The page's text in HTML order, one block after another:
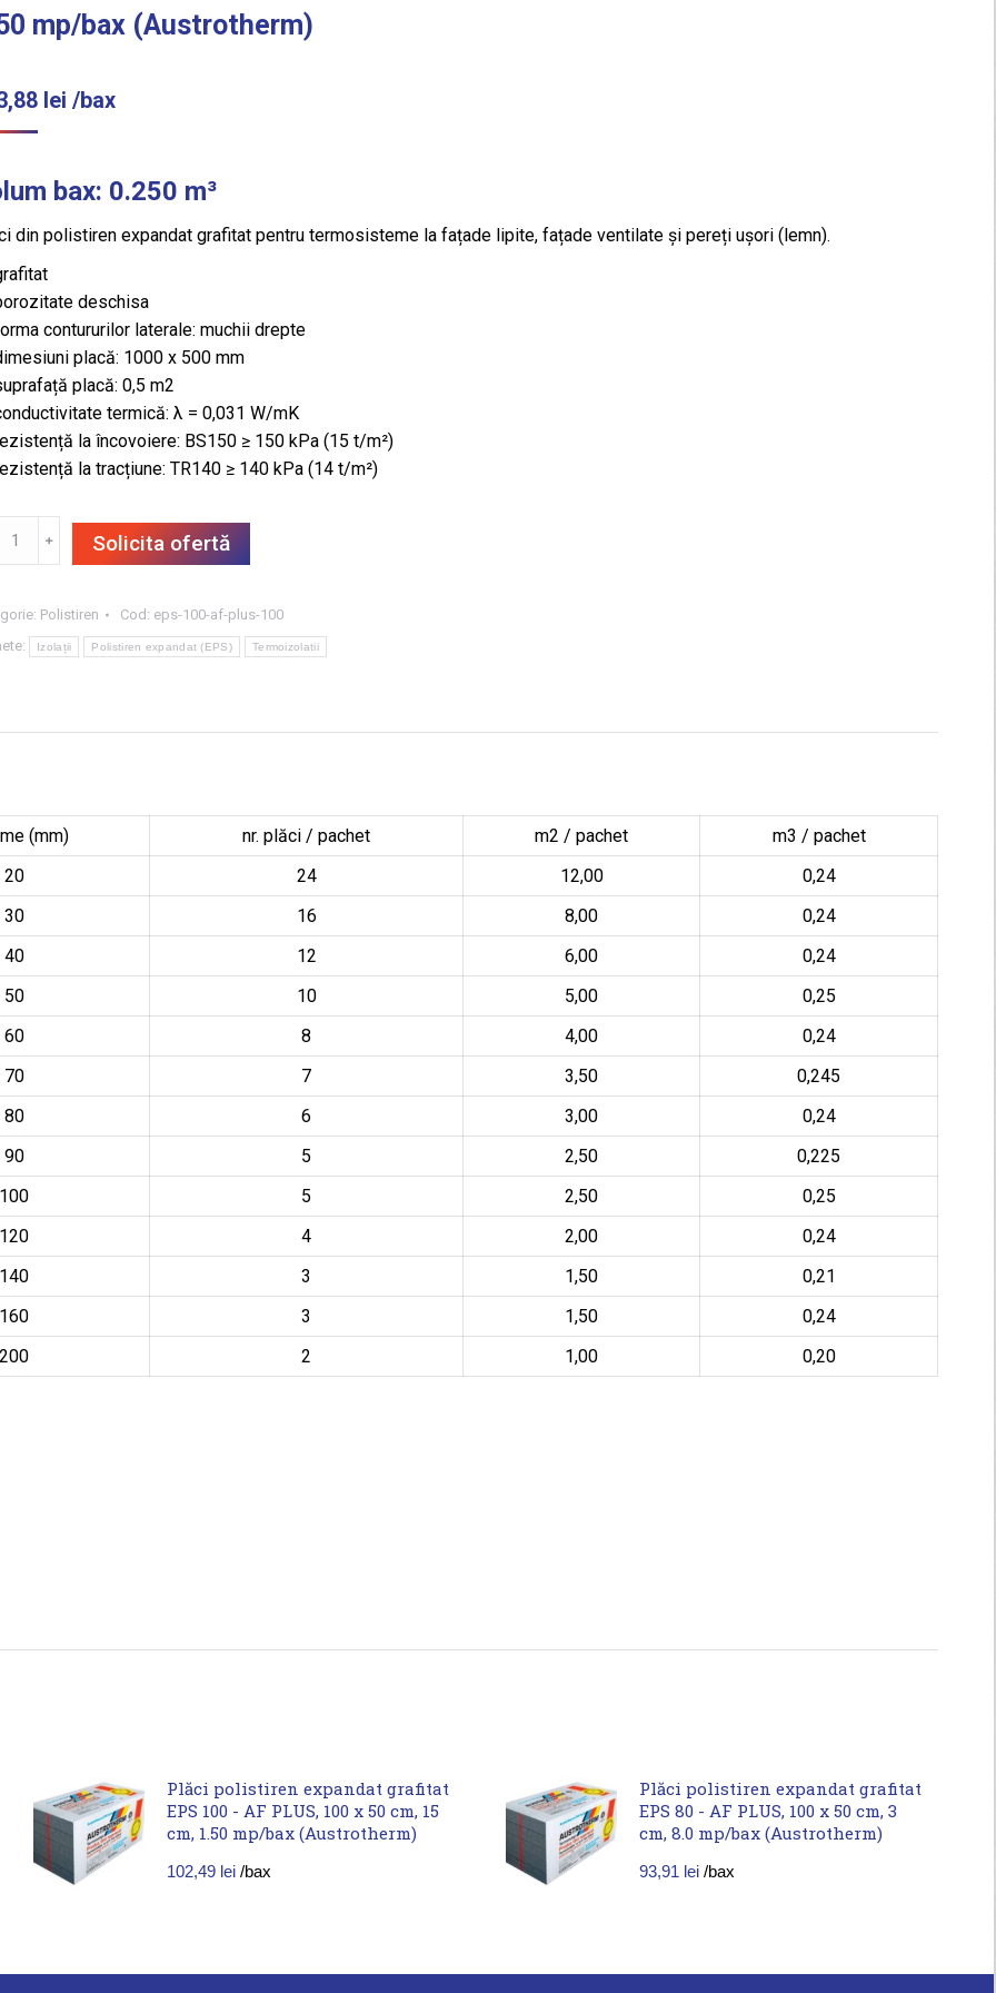
mp/bax (Austrotherm)
lei /bax
bax: 0.250 m³
din polistiren expandat grafitat pentru termosisteme la fațade lipite, fațade ventilate și pereți ușori (lemn).
deschisa
contururilor laterale: muchii drepte
placă: 1000 x 500 mm
placă: 0,5 m2
termică: λ = 0,031 W/mK
la încovoiere: BS150 ≥ 150 kPa (15 t/m²)
la tracțiune: TR140 ≥ 140 kPa (14 t/m²)
﹢ Solicita ofertă
Polistiren Cod: eps-100-af-plus-100
Izolații Polistiren expandat (EPS) Termoizolatii
(mm) nr. plăci / pachet m2 / pachet
m3 / pachet
20 24 12,00
0,24
30 16 8,00
0,24
40 12 6,00
0,24
50 10 5,00
0,25
60 8 4,00
0,24
70 7 3,50
0,245
80 6 3,00
0,24
90 5 2,50
0,225
100 5 2,50
0,25
120 4 2,00
0,24
140 3 1,50
0,21
160 3 1,50
0,24
200 2 1,00 0,20
Plăci polistiren expandat grafitat
EPS 100 - AF PLUS, 100 x 50 cm, 15
cm, 1.50 mp/bax (Austrotherm)
102,49 lei /bax
Plăci polistiren expandat grafitat
EPS 80 - AF PLUS, 100 x 50 cm, 3
cm, 8.0 mp/bax (Austrotherm)
93,91 lei /bax